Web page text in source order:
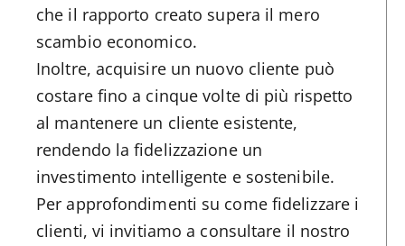
che il rapporto creato supera il mero
scambio economico.
Inoltre, acquisire un nuovo cliente può
costare fino a cinque volte di più rispetto
al mantenere un cliente esistente,
rendendo la fidelizzazione un
investimento intelligente e sostenibile.
Per approfondimenti su come fidelizzare i
clienti, vi invitiamo a consultare il nostro